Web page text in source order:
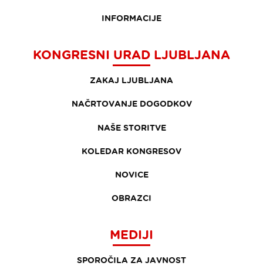
INFORMACIJE
KONGRESNI URAD LJUBLJANA
ZAKAJ LJUBLJANA
NAČRTOVANJE DOGODKOV
NAŠE STORITVE
KOLEDAR KONGRESOV
NOVICE
OBRAZCI
MEDIJI
SPOROČILA ZA JAVNOST